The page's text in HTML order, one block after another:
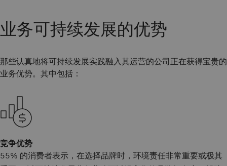
业务可持续发展的优势
那些认真地将可持续发展实践融入其运营的公司正在获得宝贵的
业务优势。其中包括：
竞争优势
55% 的消费者表示，在选择品牌时，环境责任非常重要或极其